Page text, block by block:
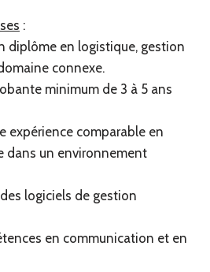
:
diplôme en logistique, gestion
connexe.
minimum de 3 à 5 ans
expérience comparable en
dans un environnement
logiciels de gestion
en communication et en